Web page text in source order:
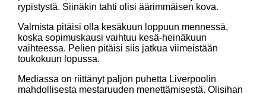
rypistystä. Siinäkin tahti olisi äärimmäisen kova.
Valmista pitäisi olla kesäkuun loppuun mennessä,
koska sopimuskausi vaihtuu kesä-heinäkuun
vaihteessa. Pelien pitäisi siis jatkua viimeistään
toukokuun lopussa.
Mediassa on riittänyt paljon puhetta Liverpoolin
mahdollisesta mestaruuden menettämisestä. Olisihan